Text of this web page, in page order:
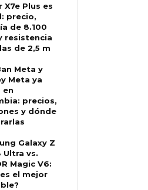
X7e Plus es
precio,
de 8.100
resistencia
de 2,5 m
Meta y
Meta ya
en
precios,
y dónde
Galaxy Z
Ultra vs.
Magic V6:
el mejor